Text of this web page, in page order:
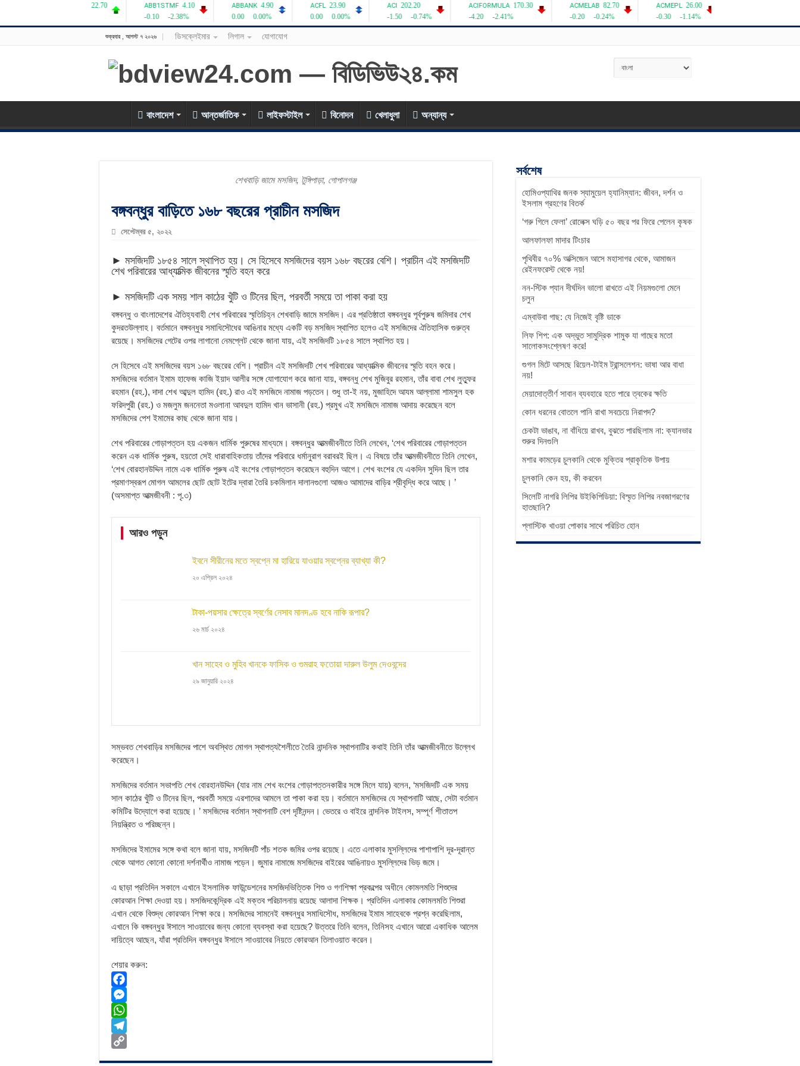
শুক্রবার , আগস্ট ৭ ২০২৬ ডিসক্লেইমার লিগাল যোগাযোগ
বাংলাদেশ আন্তর্জাতিক লাইফস্টাইল বিনোদন খেলাধুলা অন্যান্য
শেখবাড়ি জামে মসজিদ, টুঙ্গিপাড়া, গোপালগঞ্জ
বঙ্গবন্ধুর বাড়িতে ১৬৮ বছরের প্রাচীন মসজিদ
সেপ্টেম্বর ৫, ২০২২
► মসজিদটি ১৮৫৪ সালে স্থাপিত হয়। সে হিসেবে মসজিদের বয়স ১৬৮ বছরের বেশি। প্রাচীন এই মসজিদটি
শেখ পরিবারের আধ্যাত্মিক জীবনের স্মৃতি বহন করে
► মসজিদটি এক সময় শাল কাঠের খুঁটি ও টিনের ছিল, পরবর্তী সময়ে তা পাকা করা হয়
বঙ্গবন্ধু ও বাংলাদেশের ঐতিহ্যবাহী শেখ পরিবারের স্মৃতিচিহ্ন শেখবাড়ি জামে মসজিদ। এর প্রতিষ্ঠাতা বঙ্গবন্ধুর পূর্বপুরুষ জমিদার শেখ
কুদরতউল্লাহ। বর্তমানে বঙ্গবন্ধুর সমাধিসৌধের আঙিনার মধ্যে একটি বড় মসজিদ স্থাপিত হলেও এই মসজিদের ঐতিহাসিক গুরুত্ব
রয়েছে। মসজিদের গেটের ওপর লাগানো নেমপ্লেট থেকে জানা যায়, এই মসজিদটি ১৮৫৪ সালে স্থাপিত হয়।
সে হিসেবে এই মসজিদের বয়স ১৬৮ বছরের বেশি। প্রাচীন এই মসজিদটি শেখ পরিবারের আধ্যাত্মিক জীবনের স্মৃতি বহন করে।
মসজিদের বর্তমান ইমাম হাফেজ কাজি ইয়াদ আলীর সঙ্গে যোগাযোগ করে জানা যায়, বঙ্গবন্ধু শেখ মুজিবুর রহমান, তাঁর বাবা শেখ লুত্ফুর
রহমান (রহ.), দাদা শেখ আব্দুল হামিদ (রহ.) রাও এই মসজিদে নামাজ পড়তেন। শুধু তা-ই নয়, মুজাহিদে আযম আল্লামা শামসুল হক
ফরিদপুরী (রহ.) ও মজলুম জননেতা মওলানা আবদুল হামিদ খান ভাসানী (রহ.) প্রমুখ এই মসজিদে নামাজ আদায় করেছেন বলে
মসজিদের পেশ ইমামের কাছ থেকে জানা যায়।
শেখ পরিবারের গোড়াপত্তন হয় একজন ধার্মিক পুরুষের মাধ্যমে। বঙ্গবন্ধুর আত্মজীবনীতে তিনি লেখেন, ‘শেখ পরিবারের গোড়াপত্তন
করেন এক ধার্মিক পুরুষ, হয়তো সেই ধারাবাহিকতায় তাঁদের পরিবারে ধর্মানুরাগ বরাবরই ছিল। এ বিষয়ে তাঁর আত্মজীবনীতে তিনি লেখেন,
‘শেখ বোরহানউদ্দিন নামে এক ধার্মিক পুরুষ এই বংশের গোড়াপত্তন করেছেন বহুদিন আগে। শেখ বংশের যে একদিন সুদিন ছিল তার
প্রমাণস্বরূপ মোগল আমলের ছোট ছোট ইটের দ্বারা তৈরি চকমিলান দালানগুলো আজও আমাদের বাড়ির শ্রীবৃদ্ধি করে আছে। ’
(অসমাপ্ত আত্মজীবনী : পৃ.৩)
আরও পড়ুন
ইবনে সীরীনের মতে স্বপ্নে মা হারিয়ে যাওয়ার স্বপ্নের ব্যাখ্যা কী?
২০ এপ্রিল ২০২৪
টাকা-পয়সার ক্ষেত্রে স্বর্ণের নেসাব মানদণ্ড হবে নাকি রূপার?
২৬ মার্চ ২০২৪
খান সাহেব ও মুহিব খানকে ফাসিক ও গুমরাহ ফতোয়া দারুল উলুম দেওবন্দের
২৯ জানুয়ারি ২০২৪
সম্ভবত শেখবাড়ির মসজিদের পাশে অবস্থিত মোগল স্থাপত্যশৈলীতে তৈরি নান্দনিক স্থাপনাটির কথাই তিনি তাঁর আত্মজীবনীতে উল্লেখ
করেছেন।
মসজিদের বর্তমান সভাপতি শেখ বোরহানউদ্দিন (যার নাম শেখ বংশের গোড়াপত্তনকারীর সঙ্গে মিলে যায়) বলেন, ‘মসজিদটি এক সময়
সাল কাঠের খুঁটি ও টিনের ছিল, পরবর্তী সময়ে এরশাদের আমলে তা পাকা করা হয়। বর্তমানে মসজিদের যে স্থাপনাটি আছে, সেটা বর্তমান
কমিটির উদ্যোগে করা হয়েছে। ’ মসজিদের বর্তমান স্থাপনাটি বেশ দৃষ্টিনন্দন। ভেতরে ও বাইরে নান্দনিক টাইলস, সম্পূর্ণ শীতাতপ
নিয়ন্ত্রিত ও পরিচ্ছন্ন।
মসজিদের ইমামের সঙ্গে কথা বলে জানা যায়, মসজিদটি পাঁচ শতক জমির ওপর রয়েছে। এতে এলাকার মুসল্লিদের পাশাপাশি দূর-দূরান্ত
থেকে আগত কোনো কোনো দর্শনার্থীও নামাজ পড়েন। জুমার নামাজে মসজিদের বাইরের আঙিনায়ও মুসল্লিদের ভিড় জমে।
এ ছাড়া প্রতিদিন সকালে এখানে ইসলামিক ফাউন্ডেশনের মসজিদভিত্তিক শিশু ও গণশিক্ষা প্রকল্পের অধীনে কোমলমতি শিশুদের
কোরআন শিক্ষা দেওয়া হয়। মসজিদকেন্দ্রিক এই মক্তব পরিচালনায় রয়েছে আলাদা শিক্ষক। প্রতিদিন এলাকার কোমলমতি শিশুরা
এখান থেকে বিশুদ্ধ কোরআন শিক্ষা করে। মসজিদের সামনেই বঙ্গবন্ধুর সমাধিসৌধ, মসজিদের ইমাম সাহেবকে প্রশ্ন করেছিলাম,
এখানে কি বঙ্গবন্ধুর ঈসালে সাওয়াবের জন্য কোনো ব্যবস্থা করা হয়েছে? উত্তরে তিনি বলেন, তিনিসহ এখানে আরো একাধিক আলেম
দায়িত্বে আছেন, যাঁরা প্রতিদিন বঙ্গবন্ধুর ঈসালে সাওয়াবের নিয়তে কোরআন তিলাওয়াত করেন।
শেয়ার করুন:
F
a
c
e
M
e
s
W
hT
সর্বশেষ
হোমিওপ্যাথির জনক স্যামুয়েল হ্যানিম্যান: জীবন, দর্শন ও
ইসলাম গ্রহণের বিতর্ক
‘গরু গিলে ফেলা’ রোলেক্স ঘড়ি ৫০ বছর পর ফিরে পেলেন কৃষক
আলফালফা মাদার টিংচার
পৃথিবীর ৭০% অক্সিজেন আসে মহাসাগর থেকে, আমাজন
রেইনফরেস্ট থেকে নয়!
নন-স্টিক প্যান দীর্ঘদিন ভালো রাখতে এই নিয়মগুলো মেনে
চলুন
এম্বাউবা গাছ: যে নিজেই বৃষ্টি ডাকে
লিফ শিপ: এক অদ্ভুত সামুদ্রিক শামুক যা গাছের মতো
সালোকসংশ্লেষণ করে!
গুগল মিটে আসছে রিয়েল-টাইম ট্রান্সলেশন: ভাষা আর বাধা
নয়!
মেয়াদোত্তীর্ণ সাবান ব্যবহারে হতে পারে ত্বকের ক্ষতি
কোন ধরনের বোতলে পানি রাখা সবচেয়ে নিরাপদ?
চেকটা ভাঙাব, না বাঁধিয়ে রাখব, বুঝতে পারছিলাম না: ক্যানভার
শুরুর দিনগুলি
মশার কামড়ের চুলকানি থেকে মুক্তির প্রাকৃতিক উপায়
চুলকানি কেন হয়, কী করবেন
সিলেটি নাগরি লিপির উইকিপিডিয়া: বিস্মৃত লিপির নবজাগরণের
হাতছানি?
প্লাস্টিক খাওয়া পোকার সাথে পরিচিত হোন